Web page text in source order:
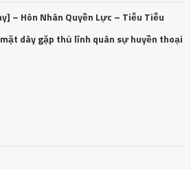
– Hôn Nhân Quyền Lực – Tiễu Tiễu
dày gặp thủ lĩnh quân sự huyền thoại